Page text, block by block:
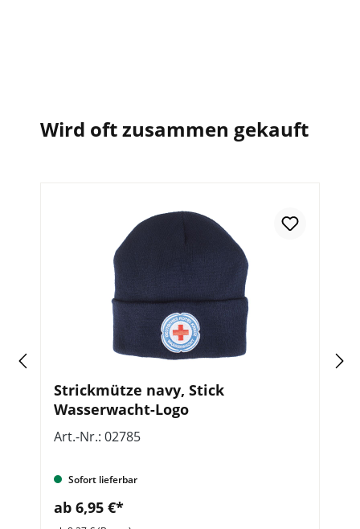
Wird oft zusammen gekauft
Strickmütze navy, Stick
Wasserwacht-Logo
Art.-Nr.: 02785
Sofort lieferbar
ab 6,95 €*